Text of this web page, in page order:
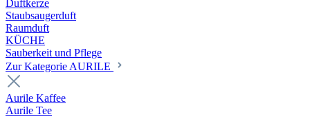
Duftkerze
Staubsaugerduft
Raumduft
KÜCHE
Sauberkeit und Pflege
Zur Kategorie AURILE
Aurile Kaffee
Aurile Tee